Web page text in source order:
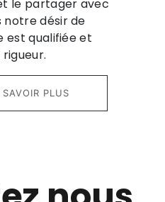
le partager avec
désir de
est qualifiée et
SAVOIR PLUS